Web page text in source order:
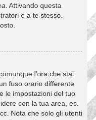
. Attivando questa
e a te stesso.
l’ora che stai
fuso orario differente
le impostazioni del tuo
con la tua area, es.
Nota che solo gli utenti